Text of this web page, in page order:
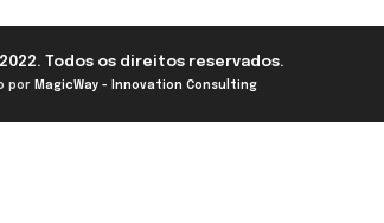
Todos os direitos reservados.
por MagicWay - Innovation Consulting